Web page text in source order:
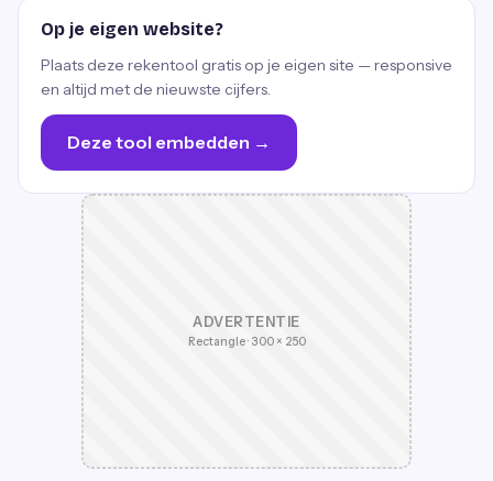
Op je eigen website?
Plaats deze rekentool gratis op je eigen site — responsive
en altijd met de nieuwste cijfers.
Deze tool embedden →
ADVERTENTIE
Rectangle · 300 × 250